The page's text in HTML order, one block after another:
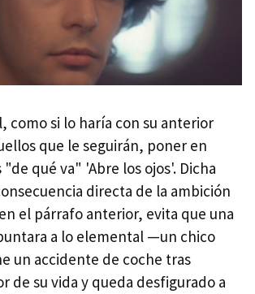
como si lo haría con su anterior
que le seguirán, poner en
"de qué va" 'Abre los ojos'. Dicha
directa de la ambición
el párrafo anterior, evita que una
a lo elemental —un chico
un accidente de coche tras
de su vida y queda desfigurado a